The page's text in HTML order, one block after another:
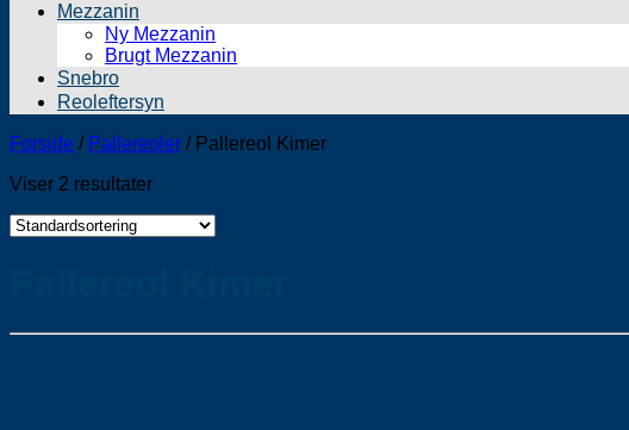
Mezzanin
Ny Mezzanin
Brugt Mezzanin
Snebro
Reoleftersyn
Forside / Pallereoler /Pallereol Kimer
Viser 2 resultater